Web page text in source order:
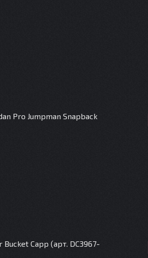
Pro Jumpman Snapback
Capp (арт. DC3967-